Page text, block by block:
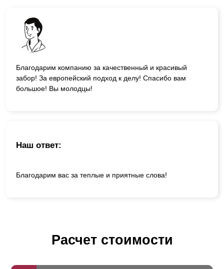
Благодарим компанию за качественный и красивый
забор! За европейский подход к делу! Спасибо вам
большое! Вы молодцы!
Наш ответ:
Благодарим вас за теплые и приятные слова!
Расчет стоимости